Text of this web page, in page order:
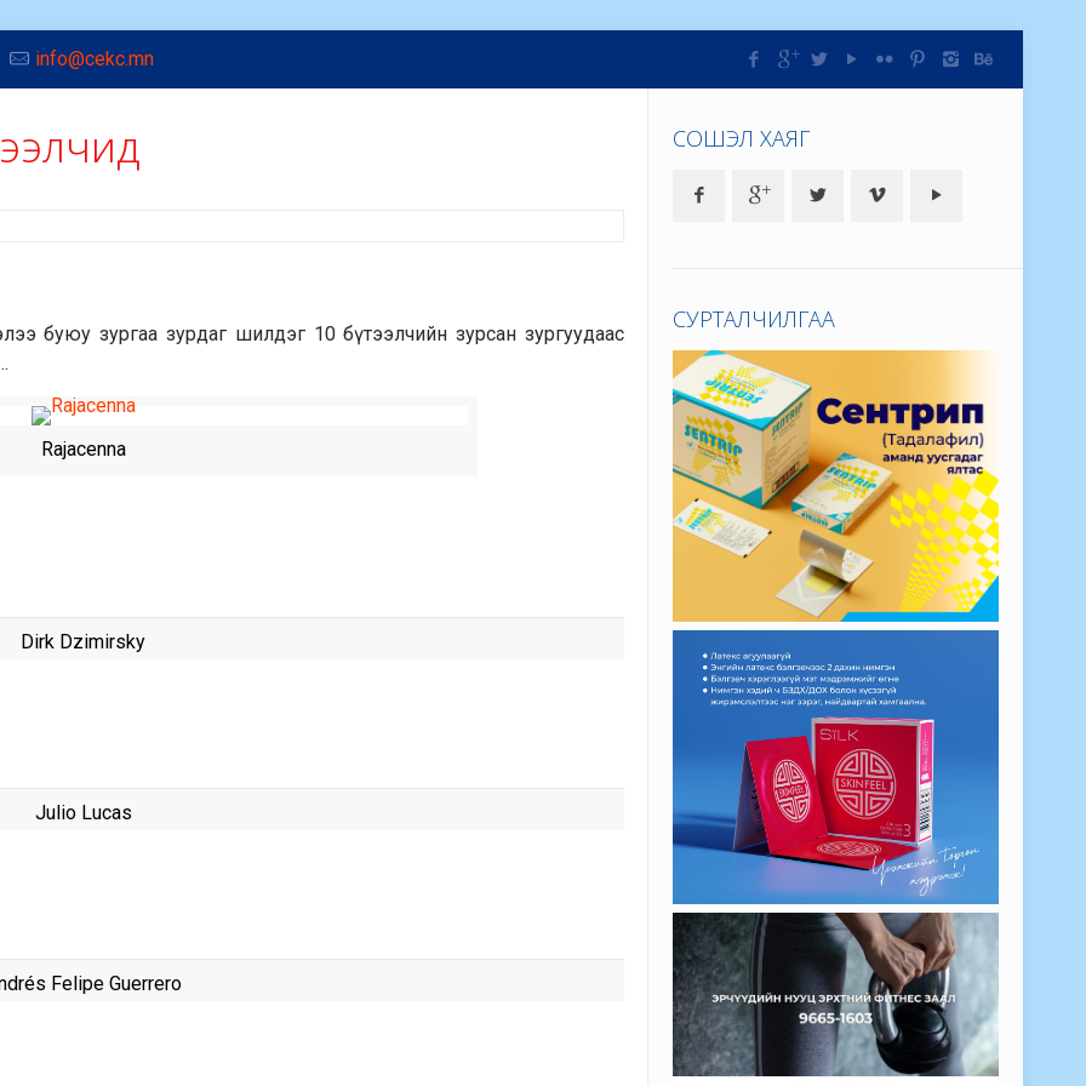
info@cekc.mn
буюу зургаа зурдаг шилдэг 10 бүтээлчийн зурсан зургуудаас
Rajacenna
Dirk Dzimirsky
Julio Lucas
Felipe Guerrero
СОШЭЛ ХАЯГ
СУРТАЛЧИЛГАА